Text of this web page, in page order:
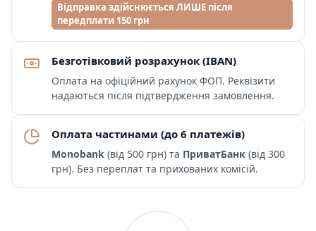
Відправка здійснюється ЛИШЕ після
передплати 150 грн
Безготівковий розрахунок (IBAN)
Оплата на офіційний рахунок ФОП. Реквізити
надаються після підтвердження замовлення.
Оплата частинами (до 6 платежів)
Monobank (від 500 грн) та ПриватБанк (від 300
грн). Без переплат та прихованих комісій.